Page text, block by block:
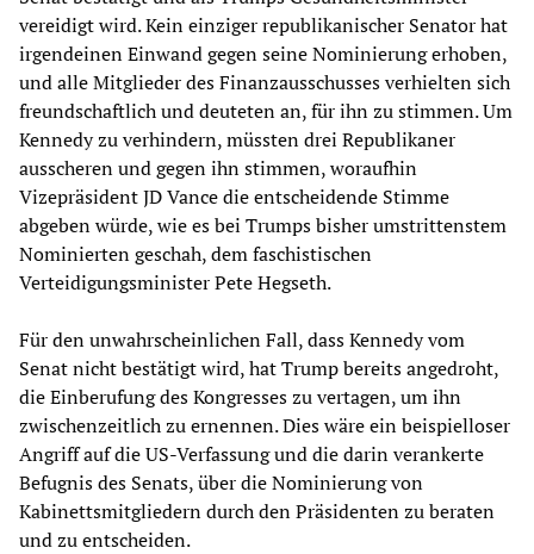
vereidigt wird. Kein einziger republikanischer Senator hat
irgendeinen Einwand gegen seine Nominierung erhoben,
und alle Mitglieder des Finanzausschusses verhielten sich
freundschaftlich und deuteten an, für ihn zu stimmen. Um
Kennedy zu verhindern, müssten drei Republikaner
ausscheren und gegen ihn stimmen, woraufhin
Vizepräsident JD Vance die entscheidende Stimme
abgeben würde, wie es bei Trumps bisher umstrittenstem
Nominierten geschah, dem faschistischen
Verteidigungsminister Pete Hegseth.
Für den unwahrscheinlichen Fall, dass Kennedy vom
Senat nicht bestätigt wird, hat Trump bereits angedroht,
die Einberufung des Kongresses zu vertagen, um ihn
zwischenzeitlich zu ernennen. Dies wäre ein beispielloser
Angriff auf die US-Verfassung und die darin verankerte
Befugnis des Senats, über die Nominierung von
Kabinettsmitgliedern durch den Präsidenten zu beraten
und zu entscheiden.